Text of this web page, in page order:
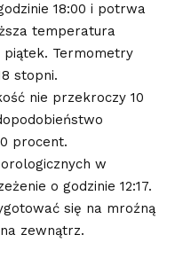
18:00 i potrwa
temperatura
Termometry
stopni.
nie przekroczy 10
procent.
w
o godzinie 12:17.
się na mroźną
zewnątrz.